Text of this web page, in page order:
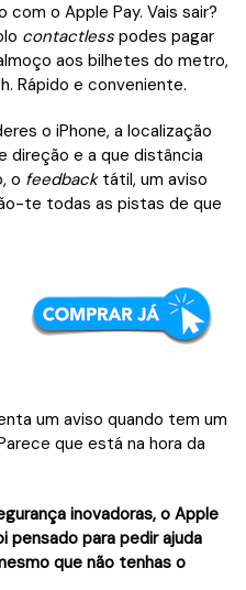
o Apple Pay. Vais sair?
contactless podes pagar
aos bilhetes do metro,
Rápido e conveniente.
o iPhone, a localização
e a que distância
o feedbacktátil, um aviso
te todas as pistas de que
um aviso quando tem um
que está na hora da
inovadoras, o Apple
pensado para pedir ajuda
que não tenhas o